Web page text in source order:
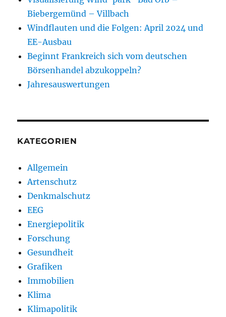
Biebergemünd – Villbach
Windflauten und die Folgen: April 2024 und
EE-Ausbau
Beginnt Frankreich sich vom deutschen
Börsenhandel abzukoppeln?
Jahresauswertungen
KATEGORIEN
Allgemein
Artenschutz
Denkmalschutz
EEG
Energiepolitik
Forschung
Gesundheit
Grafiken
Immobilien
Klima
Klimapolitik